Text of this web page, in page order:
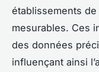
établissements
mesurables. Ces
des données
influençant ainsi